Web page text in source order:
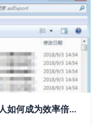
广告运营的智能革命 自动化软件机器人如何成为效率倍增器